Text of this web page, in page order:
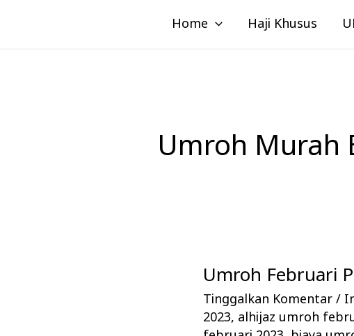
konten
Home Haji Khusus
Umroh Murah
Umroh Februari
Tinggalkan Komentar /
2023, alhijaz umroh
Umroh
Februari
Paket